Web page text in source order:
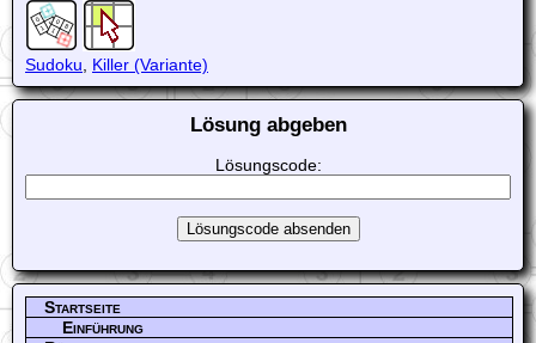
Sudoku Killer (Variante)
Lösung abgeben
Lösungscode:
Startseite
Einführung